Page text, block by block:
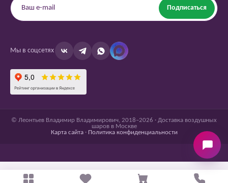
Подписаться
Мы в соцсетях
© Леонтьев Владимир Владимирович, 2018–2026 · Доставка воздушных
шаров в Москве
Карта сайта· Политика конфиденциальности